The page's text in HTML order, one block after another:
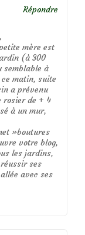
mère est
(à 300
semblable à
matin, suite
a prévenu
rosier de + 4
à un mur,
»boutures
votre blog,
les jardins,
ses
avec ses
Répondre